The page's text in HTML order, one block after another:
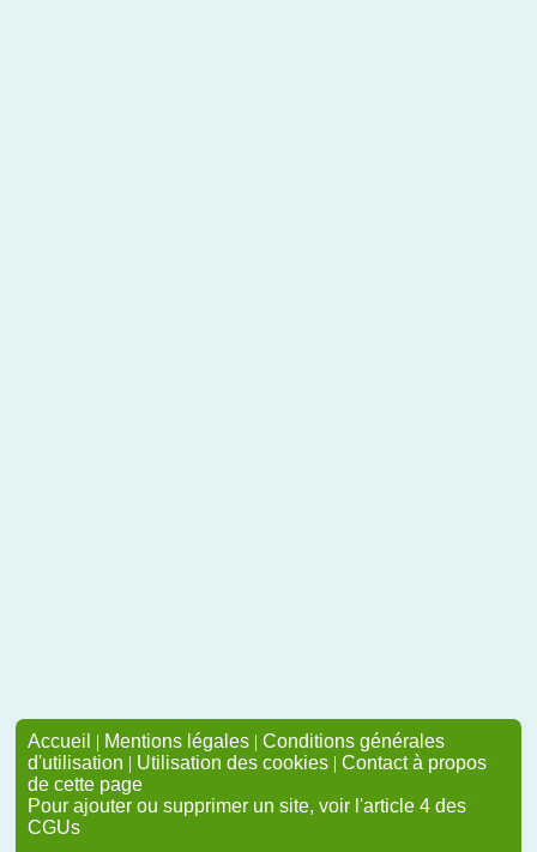
Accueil | Mentions légales | Conditions générales
d'utilisation | Utilisation des cookies | Contact à propos
de cette page
Pour ajouter ou supprimer un site, voir l'article 4 des
CGUs